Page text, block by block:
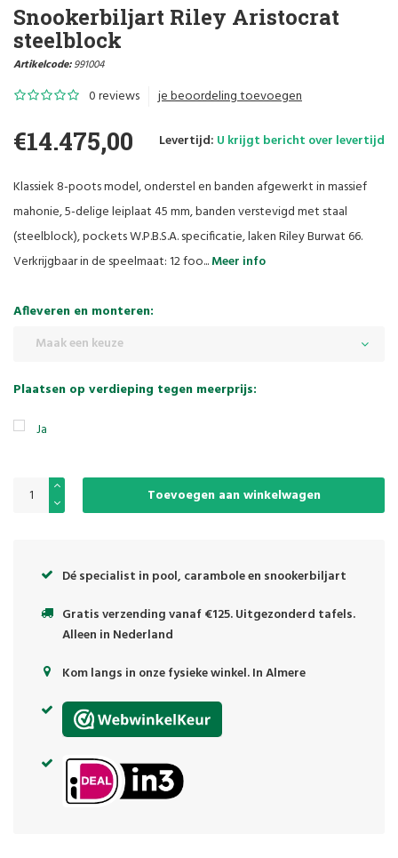
Snookerbiljart Riley Aristocrat
steelblock
Artikelcode:991004
0 reviews je beoordeling toevoegen
€14.475,00 Levertijd: U krijgt bericht over levertijd
Klassiek 8-poots model, onderstel en banden afgewerkt in massief
mahonie, 5-delige leiplaat 45 mm, banden verstevigd met staal
(steelblock), pockets W.P.B.S.A. specificatie, laken Riley Burwat 66.
Verkrijgbaar in de speelmaat: 12 foo...Meer info
Afleveren en monteren:
Maak een keuze
Plaatsen op verdieping tegen meerprijs:
Ja
Toevoegen aan winkelwagen
Dé specialist in pool, carambole en snookerbiljart
Gratis verzending vanaf €125. Uitgezonderd tafels.
Alleen in Nederland
Kom langs in onze fysieke winkel. In Almere